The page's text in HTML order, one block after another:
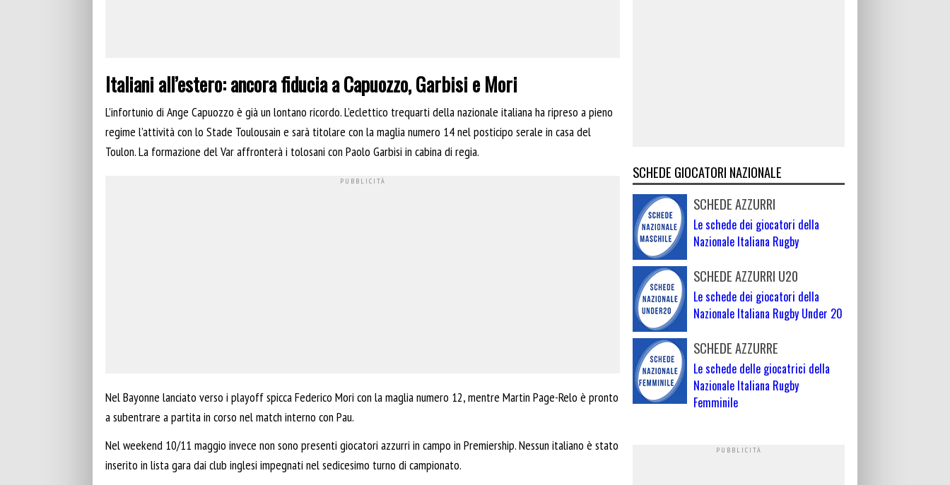
Italiani all’estero: ancora fiducia a Capuozzo, Garbisi e Mori
L’infortunio di Ange Capuozzo è già un lontano ricordo. L’eclettico trequarti della nazionale italiana ha ripreso a pieno
regime l’attività con lo Stade Toulousain e sarà titolare con la maglia numero 14 nel posticipo serale in casa del
Toulon. La formazione del Var affronterà i tolosani con Paolo Garbisi in cabina di regia.
Nel Bayonne lanciato verso i playoff spicca Federico Mori con la maglia numero 12, mentre Martin Page-Relo è pronto
a subentrare a partita in corso nel match interno con Pau.
Nel weekend 10/11 maggio invece non sono presenti giocatori azzurri in campo in Premiership. Nessun italiano è stato
inserito in lista gara dai club inglesi impegnati nel sedicesimo turno di campionato.
SCHEDE GIOCATORI NAZIONALE
SCHEDE AZZURRI
Le schede dei giocatori della
Nazionale Italiana Rugby
SCHEDE AZZURRI U20
Le schede dei giocatori della
Nazionale Italiana Rugby Under 20
SCHEDE AZZURRE
Le schede delle giocatrici della
Nazionale Italiana Rugby
Femminile